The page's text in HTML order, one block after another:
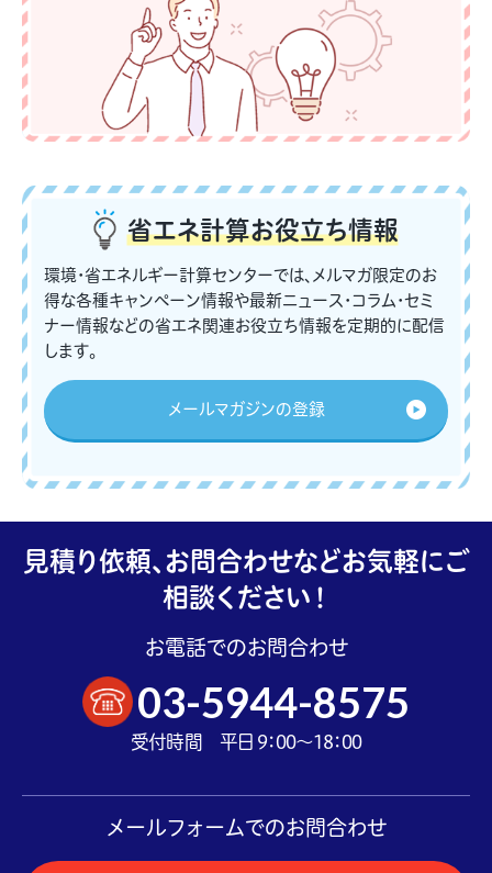
省エネ計算お役立ち情報
環境・省エネルギー計算センターでは、メルマガ限定のお
得な各種キャンペーン情報や最新ニュース・コラム・セミ
ナー情報などの省エネ関連お役立ち情報を定期的に配信
します。
メールマガジンの登録
見積り依頼、お問合わせなどお気軽にご
相談ください！
お電話でのお問合わせ
03-5944-8575
受付時間 平日 9：00～18：00
メールフォームでのお問合わせ